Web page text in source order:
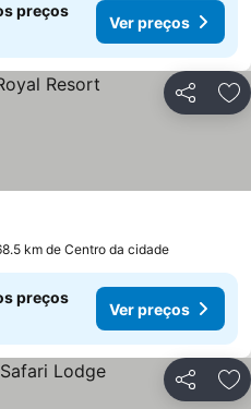
preços
Ver preços
Partilhar
km de Centro da cidade
preços
Ver preços
Partilhar